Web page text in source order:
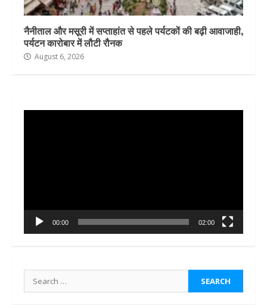
नैनीताल और मसूरी में सप्ताहांत से पहले पर्यटकों की बढ़ी आवाजाही,
पर्यटन कारोबार में लौटी रौनक
August 6, 2026
00:00 02:00
Search
for: